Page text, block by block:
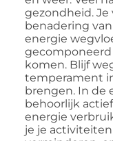
gezondheid.
benadering
energie
gecomponeerd
komen. Blijf
temperament
brengen. In de
behoorlijk
energie
je je